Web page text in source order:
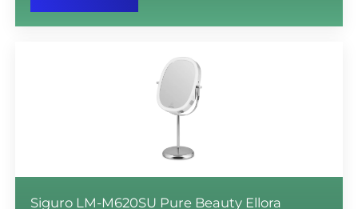
Siguro LM-M620SU Pure Beauty Ellora